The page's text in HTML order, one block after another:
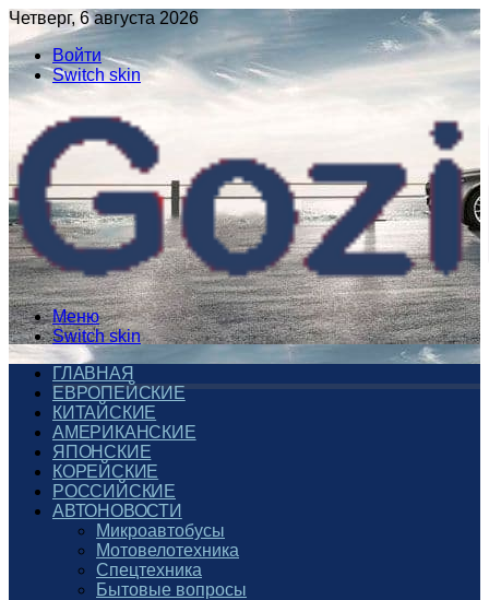
Четверг, 6 августа 2026
Войти
Switch skin
Меню
Switch skin
ГЛАВНАЯ
ЕВРОПЕЙСКИЕ
КИТАЙСКИЕ
АМЕРИКАНСКИЕ
ЯПОНСКИЕ
КОРЕЙСКИЕ
РОССИЙСКИЕ
АВТОНОВОСТИ
Микроавтобусы
Мотовелотехника
Спецтехника
Бытовые вопросы